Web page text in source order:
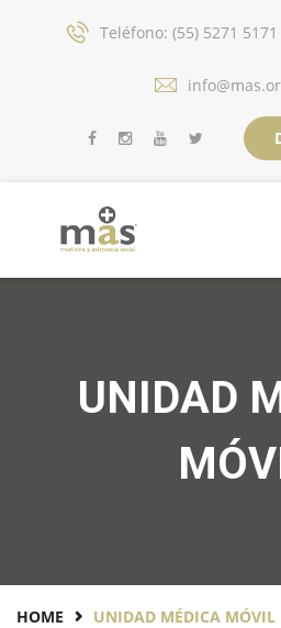
Teléfono: (55) 5271
UNIDAD
HOME UNIDAD MÉDICA MÓVIL